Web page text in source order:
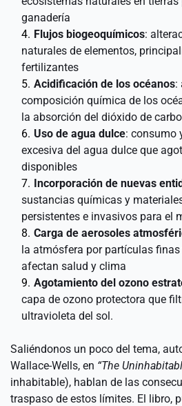
ganadería
Flujos biogeoquímicos:
naturales de elementos,
fertilizantes
Acidificación de los océanos:
composición química de los
la absorción del dióxido de
Uso de agua dulce: consumo
excesiva del agua dulce que
disponibles
Incorporación de nuevas
sustancias químicas y
persistentes e invasivos para el
Carga de aerosoles
la atmósfera por partículas
afectan salud y clima
Agotamiento del ozono
capa de ozono protectora que
ultravioleta del sol.
Saliéndonos un poco del tema,
Wallace-Wells, en “The
inhabitable), hablan de las
traspaso de estos límites. El libro,